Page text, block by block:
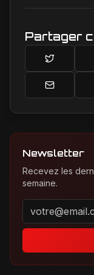
Partager
Newsletter
Recevez les
semaine.
Adresse email